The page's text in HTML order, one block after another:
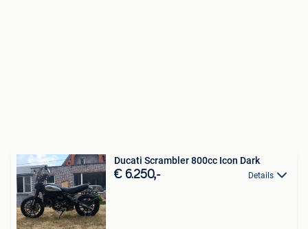
Ducati Scrambler 800cc Icon Dark
€ 6.250,- Details